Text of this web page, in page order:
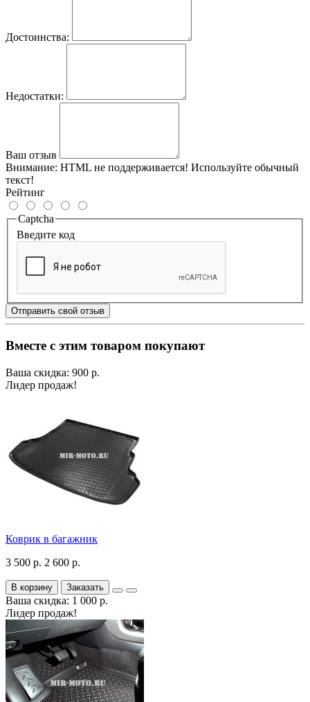
Достоинства:
Недостатки:
Ваш отзыв
Внимание: HTML не поддерживается! Используйте обычный
текст!
Рейтинг
Captcha
Введите код
Отправить свой отзыв
Вместе с этим товаром покупают
Ваша скидка: 900 р.
Лидер продаж!
Коврик в багажник
3 500 р. 2 600 р.
В корзину Заказать
Ваша скидка: 1 000 р.
Лидер продаж!